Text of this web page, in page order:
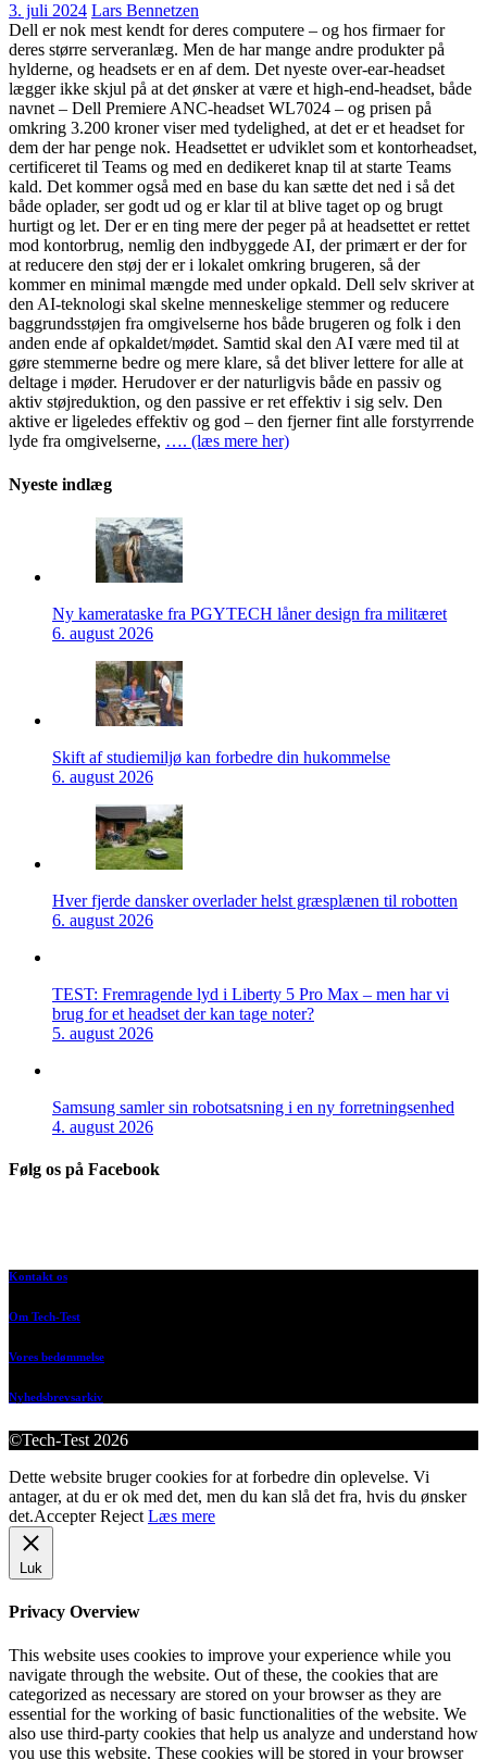
3. juli 2024 Lars Bennetzen
Dell er nok mest kendt for deres computere – og hos firmaer for
deres større serveranlæg. Men de har mange andre produkter på
hylderne, og headsets er en af dem. Det nyeste over-ear-headset
lægger ikke skjul på at det ønsker at være et high-end-headset, både
navnet – Dell Premiere ANC-headset WL7024 – og prisen på
omkring 3.200 kroner viser med tydelighed, at det er et headset for
dem der har penge nok. Headsettet er udviklet som et kontorheadset,
certificeret til Teams og med en dedikeret knap til at starte Teams
kald. Det kommer også med en base du kan sætte det ned i så det
både oplader, ser godt ud og er klar til at blive taget op og brugt
hurtigt og let. Der er en ting mere der peger på at headsettet er rettet
mod kontorbrug, nemlig den indbyggede AI, der primært er der for
at reducere den støj der er i lokalet omkring brugeren, så der
kommer en minimal mængde med under opkald. Dell selv skriver at
den AI-teknologi skal skelne menneskelige stemmer og reducere
baggrundsstøjen fra omgivelserne hos både brugeren og folk i den
anden ende af opkaldet/mødet. Samtid skal den AI være med til at
gøre stemmerne bedre og mere klare, så det bliver lettere for alle at
deltage i møder. Herudover er der naturligvis både en passiv og
aktiv støjreduktion, og den passive er ret effektiv i sig selv. Den
aktive er ligeledes effektiv og god – den fjerner fint alle forstyrrende
lyde fra omgivelserne, …. (læs mere her)
Nyeste indlæg
Ny kamerataske fra PGYTECH låner design fra militæret
6. august 2026
Skift af studiemiljø kan forbedre din hukommelse
6. august 2026
Hver fjerde dansker overlader helst græsplænen til robotten
6. august 2026
TEST: Fremragende lyd i Liberty 5 Pro Max – men har vi
brug for et headset der kan tage noter?
5. august 2026
Samsung samler sin robotsatsning i en ny forretningsenhed
4. august 2026
Følg os på Facebook
Kontakt os
Om Tech-Test
Vores bedømmelse
Nyhedsbrevsarkiv
©Tech-Test 2026
Dette website bruger cookies for at forbedre din oplevelse. Vi
antager, at du er ok med det, men du kan slå det fra, hvis du ønsker
det.Accepter Reject Læs mere
Luk
Privacy Overview
This website uses cookies to improve your experience while you
navigate through the website. Out of these, the cookies that are
categorized as necessary are stored on your browser as they are
essential for the working of basic functionalities of the website. We
also use third-party cookies that help us analyze and understand how
you use this website. These cookies will be stored in your browser